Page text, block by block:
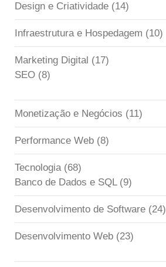
Design e Criatividade (14)
Infraestrutura e Hospedagem (10)
Marketing Digital (17)
SEO (8)
Monetização e Negócios (11)
Performance Web (8)
Tecnologia(68)
Banco de Dados e SQL(9)
Desenvolvimento de Software (24)
Desenvolvimento Web (23)